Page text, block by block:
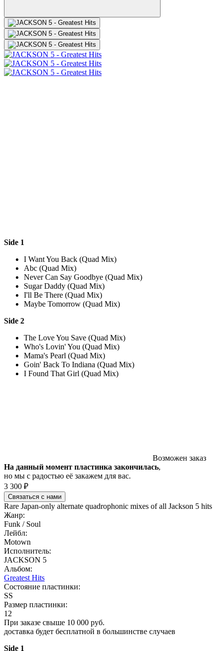
Side 1
I Want You Back (Quad Mix)
Abc (Quad Mix)
Never Can Say Goodbye (Quad Mix)
Sugar Daddy (Quad Mix)
I'll Be There (Quad Mix)
Maybe Tomorrow (Quad Mix)
Side 2
The Love You Save (Quad Mix)
Who's Lovin' You (Quad Mix)
Mama's Pearl (Quad Mix)
Goin' Back To Indiana (Quad Mix)
I Found That Girl (Quad Mix)
Возможен заказ
На данный момент пластинка закончилась,
но мы с радостью её закажем для вас.
3 300 ₽
Связаться с нами
Rare Japan-only alternate quadrophonic mixes of all Jackson 5 hits
Жанр:
Funk / Soul
Лейбл:
Motown
Исполнитель:
JACKSON 5
Альбом:
Greatest Hits
Состояние пластинки:
SS
Размер пластинки:
12
При заказе свыше 10 000 руб.
доставка будет бесплатной в большинстве случаев
Side 1